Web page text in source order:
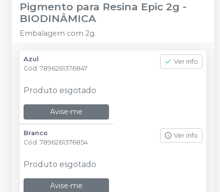
Pigmento para Resina Epic 2g -
BIODINÂMICA
Embalagem com 2g.
Azul
Cód. 7896261376847
Ver info
Produto esgotado
Avise-me
Branco
Cód. 7896261376854
Ver info
Produto esgotado
Avise-me